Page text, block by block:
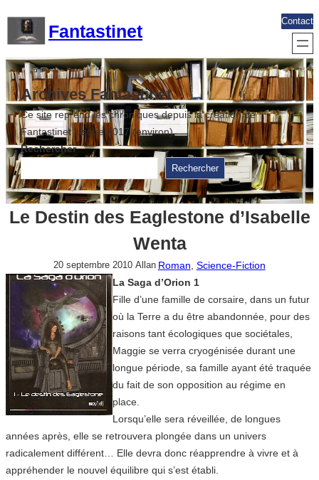
contenu
Fantastinet
Contact
Archives Fantastinet
Ce site reprend les chroniques depuis la création de
Fantastinet jusque 2017 (environ)
Rechercher
Rechercher
Le Destin des Eaglestone d’Isabelle
Wenta
20 septembre 2010 Allan Roman Science-Fiction
La Saga d’Orion 1
Fille d’une famille de corsaire, dans un futur
où la Terre a du être abandonnée, pour des
raisons tant écologiques que sociétales,
Maggie se verra cryogénisée durant une
longue période, sa famille ayant été traquée
du fait de son opposition au régime en
place.
Lorsqu’elle sera réveillée, de longues
années après, elle se retrouvera plongée dans un univers
radicalement différent… Elle devra donc réapprendre à vivre et à
appréhender le nouvel équilibre qui s’est établi.